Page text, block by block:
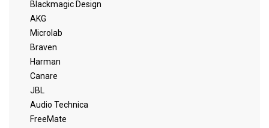
Blackmagic Design
AKG
Microlab
Braven
Harman
Canare
JBL
Audio Technica
FreeMate